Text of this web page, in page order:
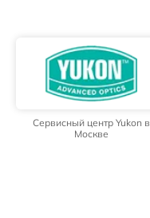
Сервисный центр Yukon в
Москве